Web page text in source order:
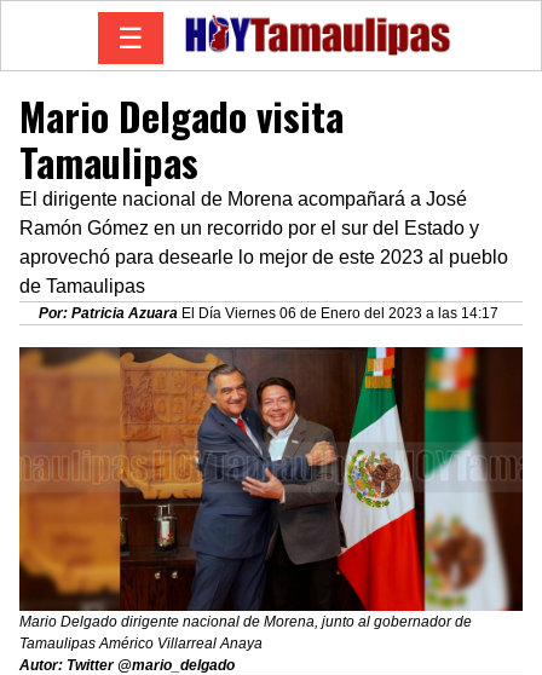
☰
Mario Delgado visita
Tamaulipas
El dirigente nacional de Morena acompañará a José
Ramón Gómez en un recorrido por el sur del Estado y
aprovechó para desearle lo mejor de este 2023 al pueblo
de Tamaulipas
Por: Patricia Azuara El Día Viernes 06 de Enero del 2023 a las 14:17
Mario Delgado dirigente nacional de Morena, junto al gobernador de
Tamaulipas Américo Villarreal Anaya
Autor: Twitter @mario_delgado